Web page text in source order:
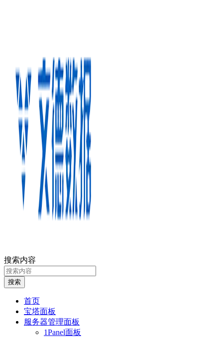
搜索内容
搜索
首页
宝塔面板
服务器管理面板
1Panel面板